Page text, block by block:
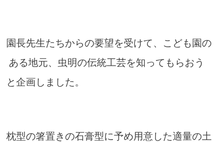
園長先生たちからの要望を受けて、こども園の
ある地元、虫明の伝統工芸を知ってもらおう
と企画しました。
枕型の箸置きの石膏型に予め用意した適量の土